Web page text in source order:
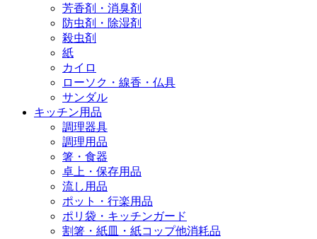
芳香剤・消臭剤
防虫剤・除湿剤
殺虫剤
紙
カイロ
ローソク・線香・仏具
サンダル
キッチン用品
調理器具
調理用品
箸・食器
卓上・保存用品
流し用品
ポット・行楽用品
ポリ袋・キッチンガード
割箸・紙皿・紙コップ他消耗品